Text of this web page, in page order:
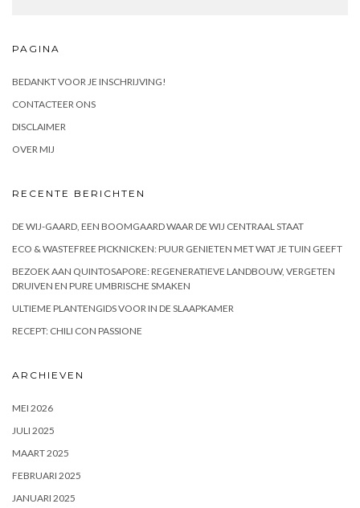
PAGINA
BEDANKT VOOR JE INSCHRIJVING!
CONTACTEER ONS
DISCLAIMER
OVER MIJ
RECENTE BERICHTEN
DE WIJ-GAARD, EEN BOOMGAARD WAAR DE WIJ CENTRAAL STAAT
ECO & WASTEFREE PICKNICKEN: PUUR GENIETEN MET WAT JE TUIN GEEFT
BEZOEK AAN QUINTOSAPORE: REGENERATIEVE LANDBOUW, VERGETEN
DRUIVEN EN PURE UMBRISCHE SMAKEN
ULTIEME PLANTENGIDS VOOR IN DE SLAAPKAMER
RECEPT: CHILI CON PASSIONE
ARCHIEVEN
MEI 2026
JULI 2025
MAART 2025
FEBRUARI 2025
JANUARI 2025